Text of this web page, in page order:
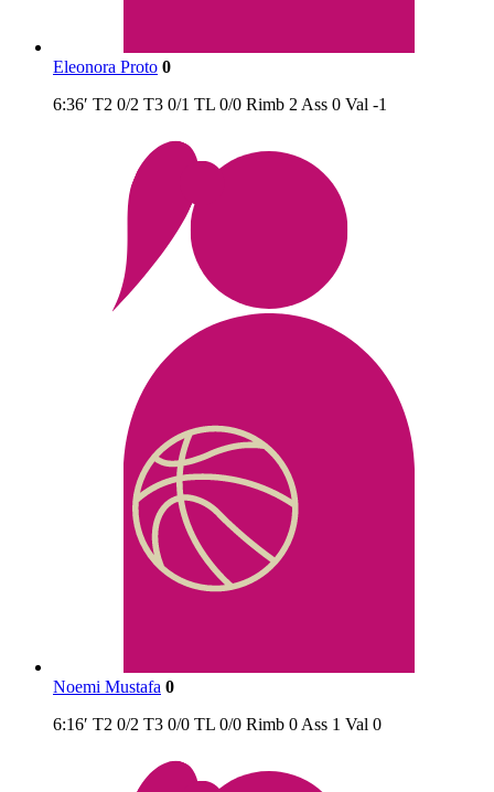
Eleonora Proto 0
6:36′ T2 0/2 T3 0/1 TL 0/0 Rimb 2 Ass 0 Val -1
Noemi Mustafa 0
6:16′ T2 0/2 T3 0/0 TL 0/0 Rimb 0 Ass 1 Val 0